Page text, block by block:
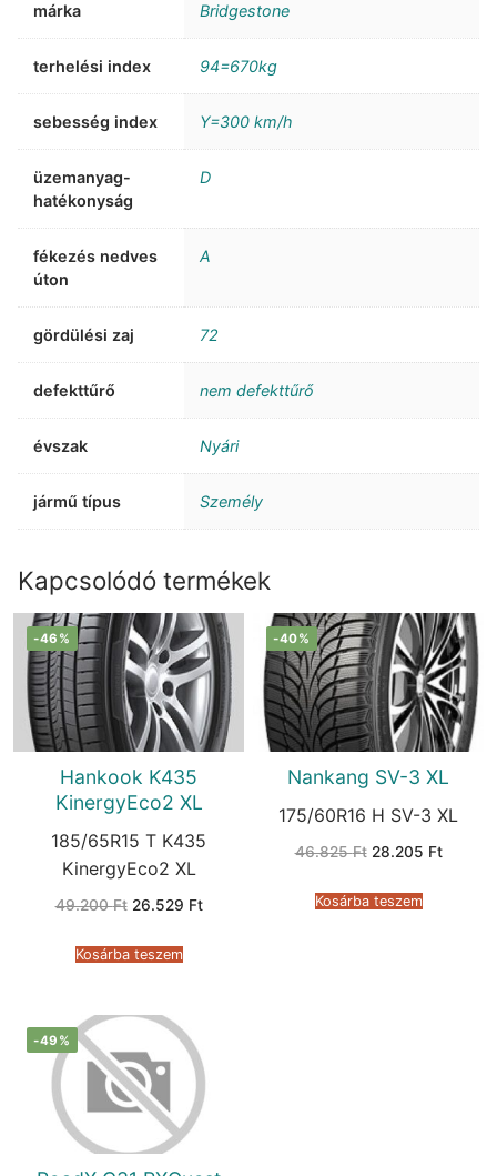
márka Bridgestone
terhelési index 94=670kg
sebesség index Y=300 km/h
üzemanyag-
hatékonyság
D
fékezés nedves
úton
A
gördülési zaj 72
defekttűrő nem defekttűrő
évszak Nyári
jármű típus Személy
Kapcsolódó termékek
-46%
Hankook K435
KinergyEco2 XL
185/65R15 T K435
KinergyEco2 XL
49.200Ft Original
49.200 Ft.
26.529 FtCurrent
Kosárba teszem
-40%
Nankang SV-3 XL
175/60R16 H SV-3 XL
46.825Ft Original
46.825 Ft.
28.205 FtCurrent
Kosárba teszem
-49%